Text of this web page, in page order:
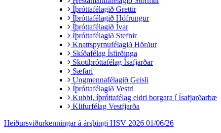
Íþróttafélagið Grettir
Íþróttafélagið Höfrungur
Íþróttafélagið Ívar
Íþróttafélagið Stefnir
Knattspyrnufélagið Hörður
Skíðafélag Ísfirðinga
Skotíþróttafélag Ísafjarðar
Sæfari
Ungmennafélagið Geisli
Íþróttafélagið Vestri
Kubbi, íþróttafélag eldri borgara í Ísafjarðarbæ
Klifurfélag Vestfjarða
Heiðursviðurkenningar á ársþingi HSV 2026 01/06/26